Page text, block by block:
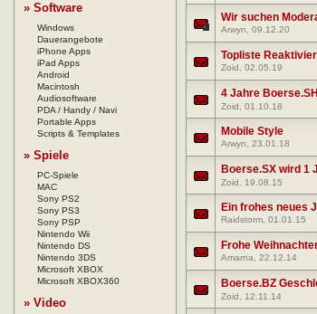
» Software
Windows
Dauerangebote
iPhone Apps
iPad Apps
Android
Macintosh
Audiosoftware
PDA / Handy / Navi
Portable Apps
Scripts & Templates
» Spiele
PC-Spiele
MAC
Sony PS2
Sony PS3
Sony PSP
Nintendo Wii
Nintendo DS
Nintendo 3DS
Microsoft XBOX
Microsoft XBOX360
» Video
Wir suchen
Arwyn, 09.12.20
Topliste
Zoid , 02.05.19
4 Jahre
Zoid , 01.10.18
Mobile Style
Arwyn, 23.01.18
Boerse.SX wird 1
Zoid , 19.08.15
Ein frohes neues
Raidstorm, 01.01.15
Frohe
Amarna, 22.12.14
Boerse.BZ
Zoid , 12.11.14